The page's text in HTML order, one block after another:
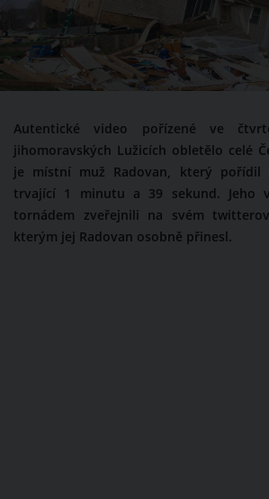
Autentické video pořízené ve
jihomoravských Lužicích obletělo celé
je místní muž Radovan, který pořídil
trvající 1 minutu a 39 sekund. Jeho
tornádem zveřejnili na svém
kterým jej Radovan osobně přinesl.